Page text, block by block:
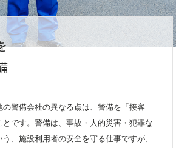
警備会社の異なる点は、警備を「接客
です。警備は、事故・人的災害・犯罪な
、施設利用者の安全を守る仕事ですが、